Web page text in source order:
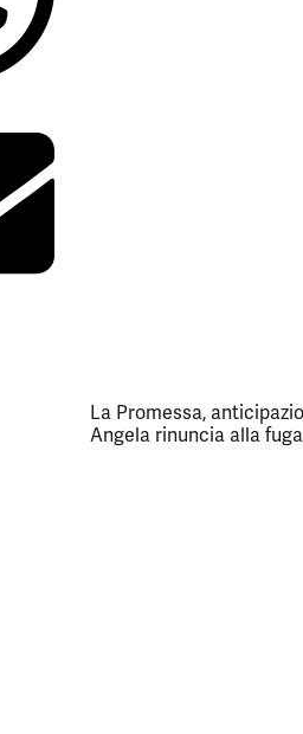
La Promessa,
Angela rinuncia alla